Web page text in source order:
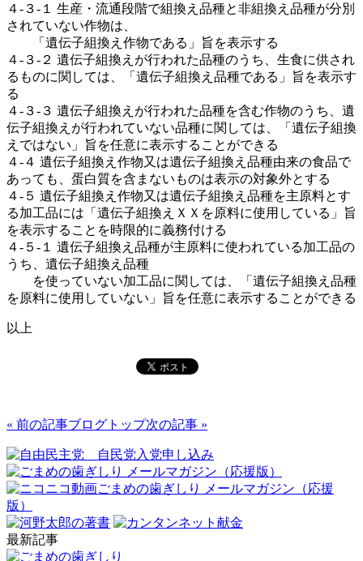
４-３-１ 生産・流通段階で組換え品種と非組換え品種が分別
されていない作物は、
「遺伝子組換え作物である」旨を表示する
４-３-２ 遺伝子組換えが行われた品種のうち、生食に供され
るものに関しては、「遺伝子組換え品種である」旨を表示す
る
４-３-３ 遺伝子組換えが行われた品種を含む作物のうち、遺
伝子組換えが行われていない品種に関しては、「遺伝子組換
えではない」旨を任意に表示することができる
４-４ 遺伝子組換え作物又は遺伝子組換え品種由来の食品で
あっても、蛋白質を含まないものは表示の対象外とする
４-５ 遺伝子組換え作物又は遺伝子組換え品種を主原料とす
る加工品には「遺伝子組換えＸＸを原料に使用している」旨
を表示することを時限的に義務付ける
４-５-１ 遺伝子組換え品種が主原料に使われている加工品の
うち、遺伝子組換え品種
を使っていない加工品に関しては、「遺伝子組換え品種
を原料に使用していない」旨を任意に表示することができる
以上
« 前の記事ブログトップ次の記事 »
最新記事